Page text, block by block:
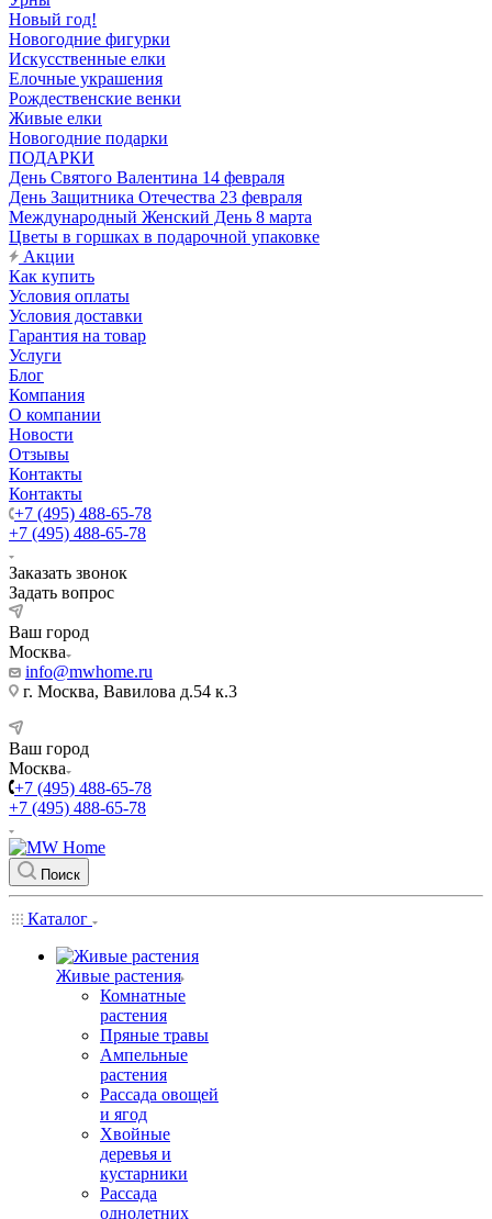
Новый год!
Новогодние фигурки
Искусственные елки
Елочные украшения
Рождественские венки
Живые елки
Новогодние подарки
ПОДАРКИ
День Святого Валентина 14 февраля
День Защитника Отечества 23 февраля
Международный Женский День 8 марта
Цветы в горшках в подарочной упаковке
Акции
Как купить
Условия оплаты
Условия доставки
Гарантия на товар
Услуги
Блог
Компания
О компании
Новости
Отзывы
Контакты
Контакты
+7 (495) 488-65-78
+7 (495) 488-65-78
Заказать звонок
Задать вопрос
Ваш город
Москва
info@mwhome.ru
г. Москва, Вавилова д.54 к.3
Ваш город
Москва
+7 (495) 488-65-78
+7 (495) 488-65-78
Поиск
Каталог
Живые растения
Комнатные
растения
Пряные травы
Ампельные
растения
Рассада овощей
и ягод
Хвойные
деревья и
кустарники
Рассада
однолетних